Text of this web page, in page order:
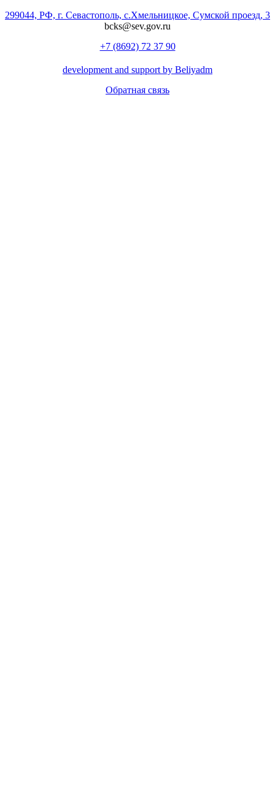
299044, РФ, г. Севастополь, с.Хмельницкое, Сумской проезд, 3
bcks@sev.gov.ru
+7 (8692) 72 37 90
development and support by Beliyadm
Обратная связь